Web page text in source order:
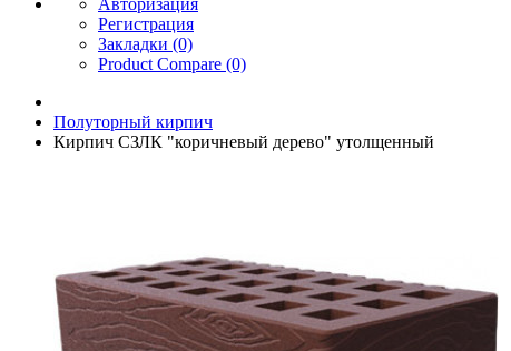
Авторизация
Регистрация
Закладки (0)
Product Compare (0)
Полуторный кирпич
Кирпич СЗЛК "коричневый дерево" утолщенный